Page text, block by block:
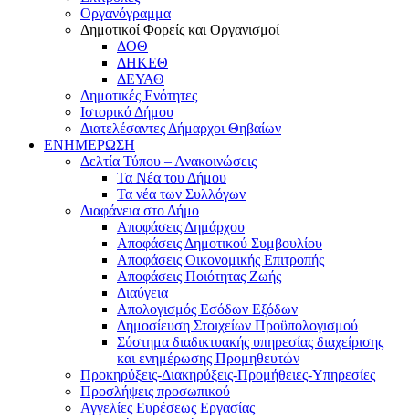
Οργανόγραμμα
Δημοτικοί Φορείς και Οργανισμοί
ΔΟΘ
ΔΗΚΕΘ
ΔΕΥΑΘ
Δημοτικές Ενότητες
Ιστορικό Δήμου
Διατελέσαντες Δήμαρχοι Θηβαίων
ΕΝΗΜΕΡΩΣΗ
Δελτία Τύπου – Ανακοινώσεις
Τα Νέα του Δήμου
Τα νέα των Συλλόγων
Διαφάνεια στο Δήμο
Αποφάσεις Δημάρχου
Αποφάσεις Δημοτικού Συμβουλίου
Αποφάσεις Οικονομικής Επιτροπής
Αποφάσεις Ποιότητας Ζωής
Διαύγεια
Απολογισμός Εσόδων Εξόδων
Δημοσίευση Στοιχείων Προϋπολογισμού
Σύστημα διαδικτυακής υπηρεσίας διαχείρισης
και ενημέρωσης Προμηθευτών
Προκηρύξεις-Διακηρύξεις-Προμήθειες-Υπηρεσίες
Προσλήψεις προσωπικού
Αγγελίες Ευρέσεως Εργασίας